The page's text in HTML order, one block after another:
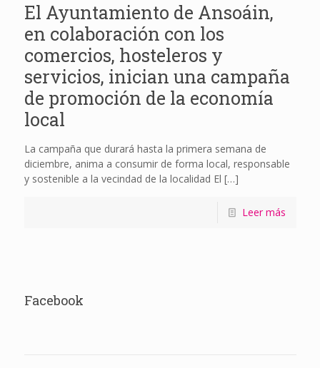
El Ayuntamiento de Ansoáin,
en colaboración con los
comercios, hosteleros y
servicios, inician una campaña
de promoción de la economía
local
La campaña que durará hasta la primera semana de
diciembre, anima a consumir de forma local, responsable
y sostenible a la vecindad de la localidad El […]
Leer más
Facebook